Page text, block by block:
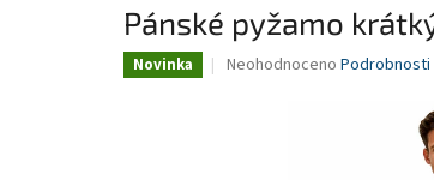
Pánské pyžamo
Novinka
Průměrné
Neohodnoceno